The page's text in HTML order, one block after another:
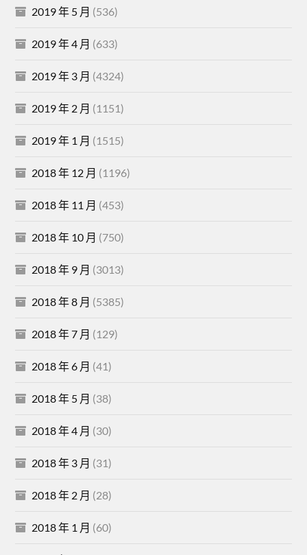
2019 年 5 月 (536)
2019 年 4 月 (633)
2019 年 3 月 (4324)
2019 年 2 月 (1151)
2019 年 1 月 (1515)
2018 年 12 月 (1196)
2018 年 11 月 (453)
2018 年 10 月 (750)
2018 年 9 月 (3013)
2018 年 8 月 (5385)
2018 年 7 月 (129)
2018 年 6 月 (41)
2018 年 5 月 (38)
2018 年 4 月 (30)
2018 年 3 月 (31)
2018 年 2 月 (28)
2018 年 1 月 (60)